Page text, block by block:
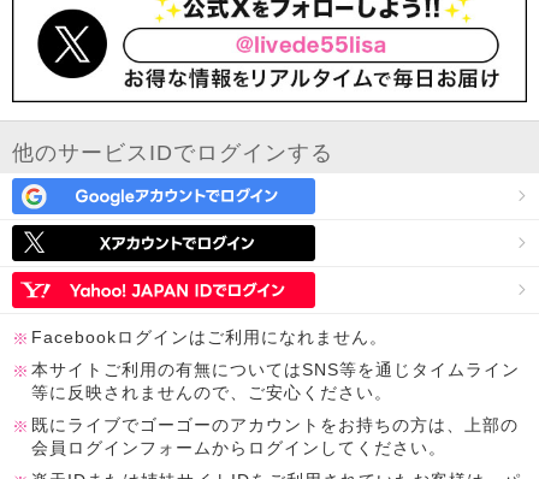
他のサービスIDでログインする
Facebookログインはご利用になれません。
本サイトご利用の有無についてはSNS等を通じタイムライン
等に反映されませんので、ご安心ください。
既にライブでゴーゴーのアカウントをお持ちの方は、上部の
会員ログインフォームからログインしてください。